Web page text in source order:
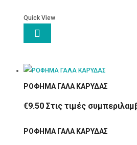
Quick View

ΡΟΦΗΜΑ ΓΑΛΑ ΚΑΡΥΔΑΣ
€9.50 Στις τιμές
ΡΟΦΗΜΑ ΓΑΛΑ ΚΑΡΥΔΑΣ